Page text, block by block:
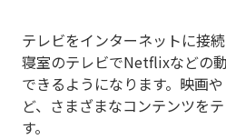
テレビをインターネットに接
寝室のテレビでNetflixなどの
できるようになります。映画
ど、さまざまなコンテンツを
す。